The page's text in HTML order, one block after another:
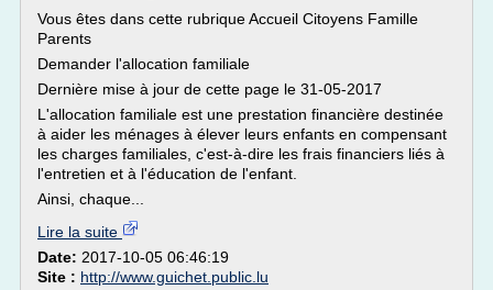
Vous êtes dans cette rubrique Accueil Citoyens Famille
Parents
Demander l'allocation familiale
Dernière mise à jour de cette page le 31-05-2017
L'allocation familiale est une prestation financière destinée
à aider les ménages à élever leurs enfants en compensant
les charges familiales, c'est-à-dire les frais financiers liés à
l'entretien et à l'éducation de l'enfant.
Ainsi, chaque...
Lire la suite
Date: 2017-10-05 06:46:19
Site : http://www.guichet.public.lu